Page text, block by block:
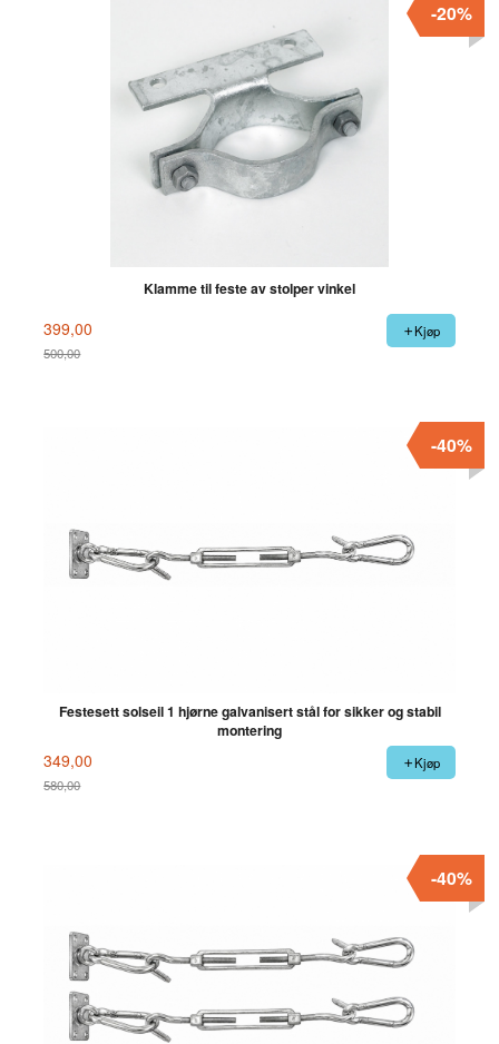
Klamme til feste av stolper vinkel
399,00
500,00
-20%
Kjøp
Festesett solseil 1 hjørne galvanisert stål for sikker og stabil
montering
349,00
580,00
-40%
Kjøp
-40%